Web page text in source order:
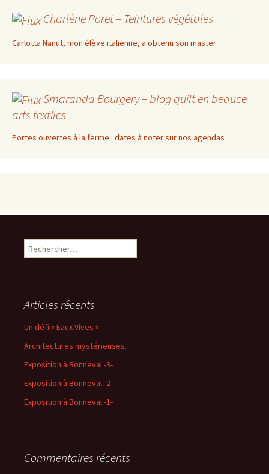
Charlène Poret – Teintures végétales
Carlotta Nanut, mon élève italienne, a obtenu son master
Smaranda Bourgery – blog quilt en beauce
arts textiles
Portes ouvertes à la ferme : dates à noter sur nos agendas
Rechercher :
Articles récents
Un défi « Eaux Vives »
Architectures mystérieuses.
Exposition à Bonneval -3-
Exposition à Bonneval -2-
Exposition à Bonneval -1-
Commentaires récents